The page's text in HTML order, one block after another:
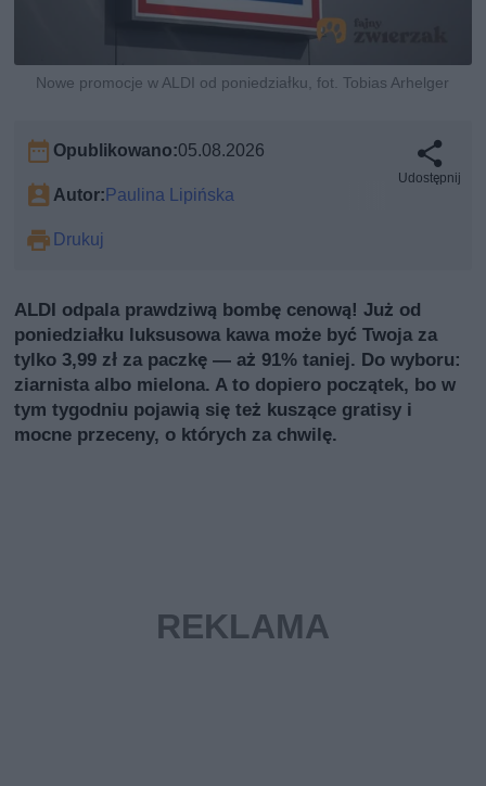
Nowe promocje w ALDI od poniedziałku, fot. Tobias Arhelger
Opublikowano:05.08.2026
Autor:Paulina Lipińska
Drukuj
Udostępnij
ALDI odpala prawdziwą bombę cenową! Już od
poniedziałku luksusowa kawa może być Twoja za
tylko 3,99 zł za paczkę — aż 91% taniej. Do wyboru:
ziarnista albo mielona. A to dopiero początek, bo w
tym tygodniu pojawią się też kuszące gratisy i
mocne przeceny, o których za chwilę.